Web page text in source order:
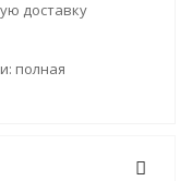
доставку
полная